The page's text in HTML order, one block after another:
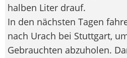
halben Liter drauf.
In den nächsten Tagen
nach Urach bei Stuttgart,
Gebrauchten abzuholen.